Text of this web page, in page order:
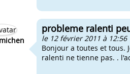
probleme ralenti
le 12 février 2011 à 12:56
Bonjour a toutes et tous.
ralenti ne tienne pas. .